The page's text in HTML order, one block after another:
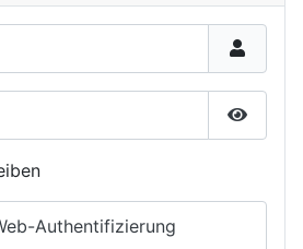
Authentifizierung